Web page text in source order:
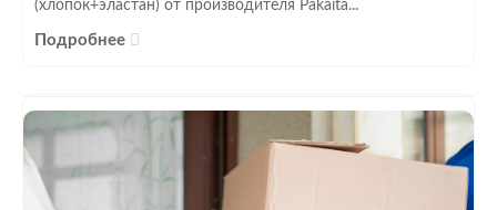
(хлопок+эластан) от производителя Pakaita...
Подробнее